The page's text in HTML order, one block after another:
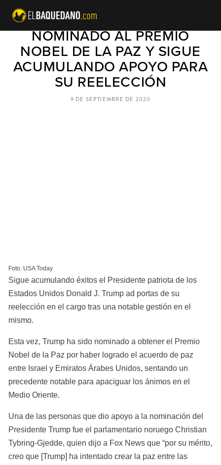
PRESIDENTE TRUMP ES
NOMINADO AL PREMIO
NOBEL DE LA PAZ Y SIGUE
ACUMULANDO APOYO PARA
SU REELECCIÓN
Foto: USA Today
Sigue acumulando éxitos el Presidente patriota de los
Estados Unidos Donald J. Trump ad portas de su
reelección en el cargo tras una notable gestión en el
mismo.
Esta vez, Trump ha sido nominado a obtener el Premio
Nobel de la Paz por haber logrado el acuerdo de paz
entre Israel y Emiratos Árabes Unidos, sentando un
precedente notable para apaciguar los ánimos en el
Medio Oriente.
Una de las personas que dio apoyo a la nominación del
Presidente Trump fue el parlamentario noruego Christian
Tybring-Gjedde, quien dijo a Fox News que “por su mérito,
creo que [Trump] ha intentado crear la paz entre las
9 DE SEPTIEMBRE DE 2020